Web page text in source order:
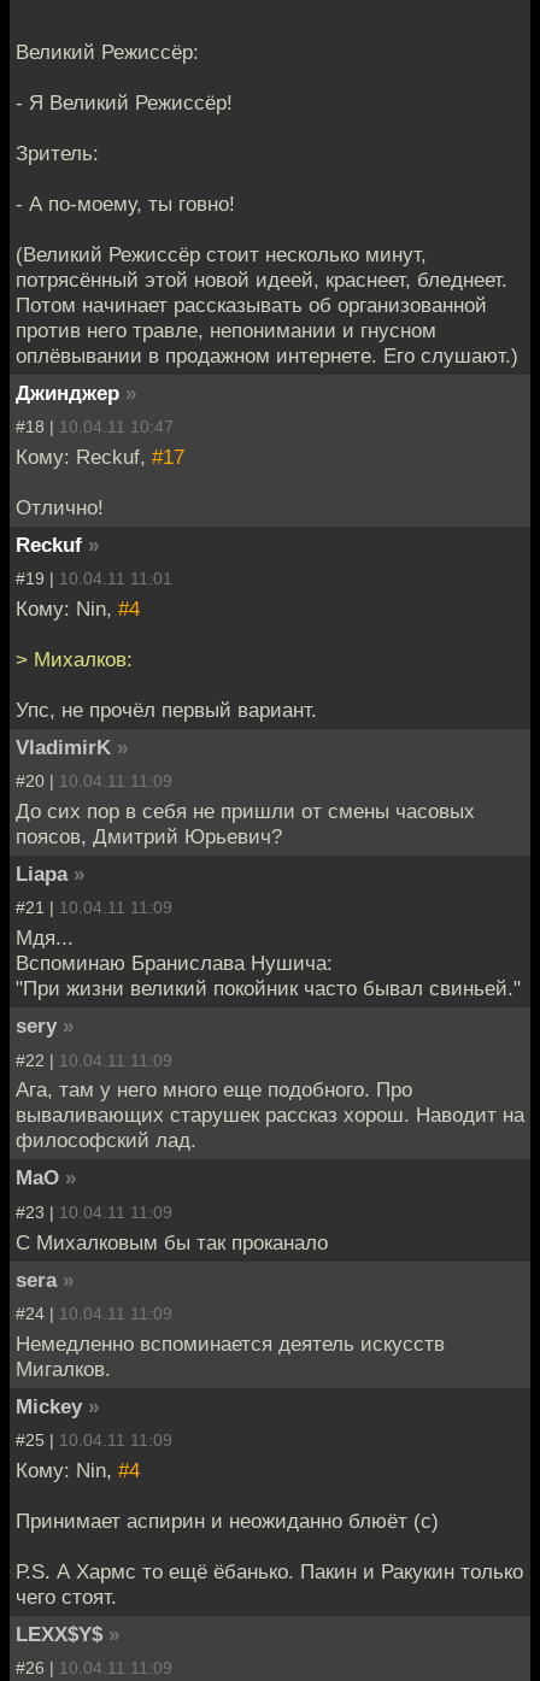
Великий Режиссёр:
- Я Великий Режиссёр!
Зритель:
- А по-моему, ты говно!
(Великий Режиссёр стоит несколько минут,
потрясённый этой новой идеей, краснеет, бледнеет.
Потом начинает рассказывать об организованной
против него травле, непонимании и гнусном
оплёвывании в продажном интернете. Его слушают.)
Джинджер »
#18 | 10.04.11 10:47
Кому: Reckuf, #17
Отлично!
Reckuf »
#19 | 10.04.11 11:01
Кому: Nin, #4
> Михалков:
Упс, не прочёл первый вариант.
VladimirK »
#20 | 10.04.11 11:09
До сих пор в себя не пришли от смены часовых
поясов, Дмитрий Юрьевич?
Liapa »
#21 | 10.04.11 11:09
Мдя...
Вспоминаю Бранислава Нушича:
"При жизни великий покойник часто бывал свиньей."
sery »
#22 | 10.04.11 11:09
Ага, там у него много еще подобного. Про
вываливающих старушек рассказ хорош. Наводит на
философский лад.
MaO »
#23 | 10.04.11 11:09
С Михалковым бы так проканало
sera »
#24 | 10.04.11 11:09
Немедленно вспоминается деятель искусств
Мигалков.
Mickey »
#25 | 10.04.11 11:09
Кому: Nin, #4
Принимает аспирин и неожиданно блюёт (с)
Р.S. А Хармс то ещё ёбанько. Пакин и Ракукин только
чего стоят.
LEXX$Y$ »
#26 | 10.04.11 11:09